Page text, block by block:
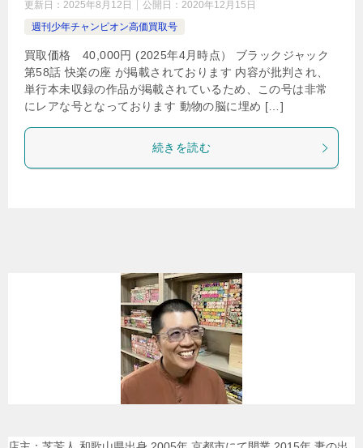
更新日： 2025年8月12日 公開日： 2020年12月15日
週刊少年チャンピオン高価買取号
買取価格 40,000円 (2025年4月時点） ブラックジャック
第58話 快楽の座 が掲載されております 内容が批判され、
単行本未収録の作品が掲載されているため、この号は非常
にレアな号となっております 動物の脳に埋め […]
続きを読む